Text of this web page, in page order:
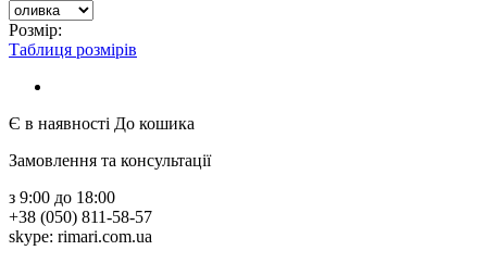
Розмір:
Таблиця розмірів
Є в наявності До кошика
Замовлення та консультації
з 9:00 до 18:00
+38 (050) 811-58-57
skype: rimari.com.ua